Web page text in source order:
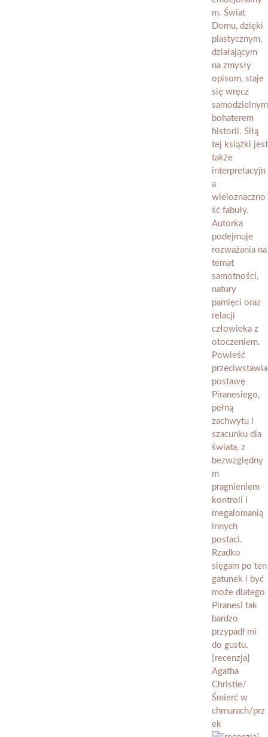
[recenzja]
Agatha
Christie/
Śmierć w
chmurach/prz
ek